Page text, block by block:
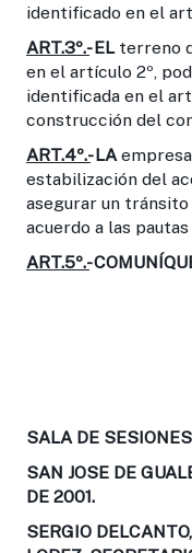
identificado en el
ART.3º.-ELterreno
en el artículo 2º,
identificada en el
construcción del
ART.4º.-LA
estabilización del
asegurar un
acuerdo a las
ART.5º.-
SALA DE
SAN JOSE DE
DE 2001.
SERGIO